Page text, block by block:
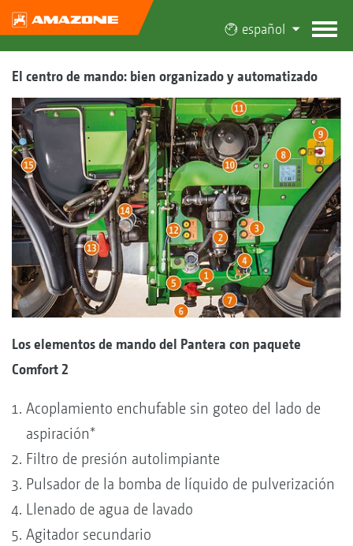
español
El centro de mando: bien organizado y automatizado
Los elementos de mando del Pantera con paquete
Comfort 2
Acoplamiento enchufable sin goteo del lado de
aspiración*
Filtro de presión autolimpiante
Pulsador de la bomba de líquido de pulverización
Llenado de agua de lavado
Agitador secundario